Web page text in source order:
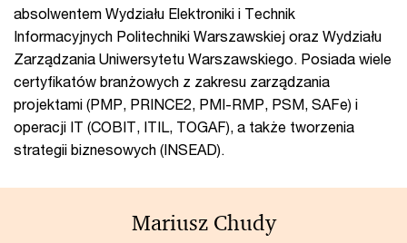
absolwentem Wydziału Elektroniki i Technik
Informacyjnych Politechniki Warszawskiej oraz Wydziału
Zarządzania Uniwersytetu Warszawskiego. Posiada wiele
certyfikatów branżowych z zakresu zarządzania
projektami (PMP, PRINCE2, PMI-RMP, PSM, SAFe) i
operacji IT (COBIT, ITIL, TOGAF), a także tworzenia
strategii biznesowych (INSEAD).
Mariusz Chudy